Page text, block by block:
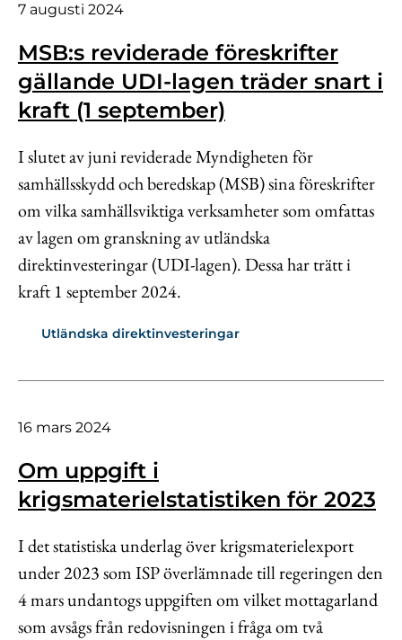
7 augusti 2024
MSB:s reviderade föreskrifter
gällande UDI-lagen träder snart i
kraft (1 september)
I slutet av juni reviderade Myndigheten för
samhällsskydd och beredskap (MSB) sina föreskrifter
om vilka samhällsviktiga verksamheter som omfattas
av lagen om granskning av utländska
direktinvesteringar (UDI-lagen). Dessa har trätt i
kraft 1 september 2024.
Utländska direktinvesteringar
16 mars 2024
Om uppgift i
krigsmaterielstatistiken för 2023
I det statistiska underlag över krigsmaterielexport
under 2023 som ISP överlämnade till regeringen den
4 mars undantogs uppgiften om vilket mottagarland
som avsågs från redovisningen i fråga om två